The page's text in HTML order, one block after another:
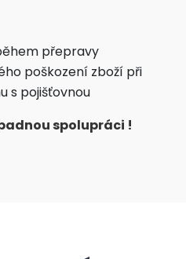
přepravy
poškození zboží při
s pojišťovnou
spolupráci !